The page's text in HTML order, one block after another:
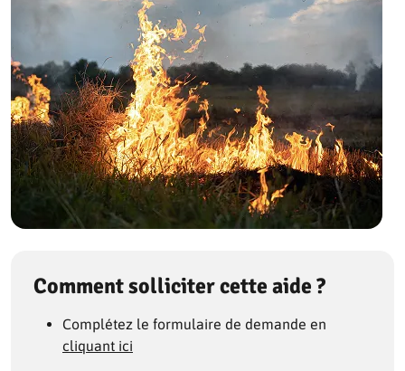
Comment solliciter cette aide ?
Complétez le formulaire de demande en
cliquant ici